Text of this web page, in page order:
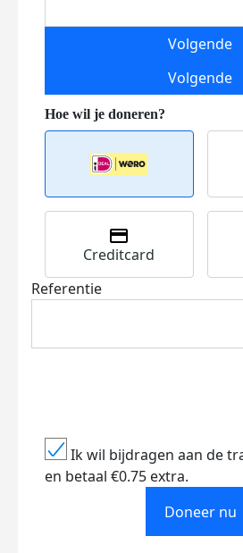
Volgende
Volgende
Creditcard
Referentie
Ik wil bijdragen aan de
en betaal €0.75 extra.
Doneer nu